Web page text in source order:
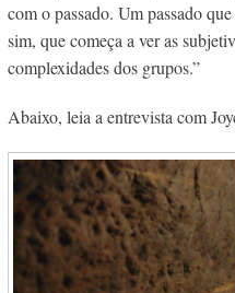
com o passado. Um passado
sim, que começa a ver as
complexidades dos grupos.”
Abaixo, leia a entrevista com